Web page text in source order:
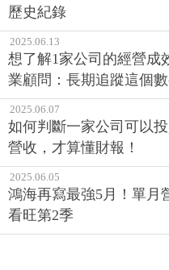
歷史紀錄
2025.06.13
想了解1家公司的經營成
業顧問：長期追蹤這個
2025.06.07
如何判斷一家公司可以
營收，才算懂財報！
2025.06.05
鴻海再寫最強5月！單月
看旺第2季